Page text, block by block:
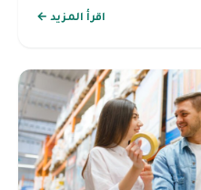
اقرأ المزيد ←